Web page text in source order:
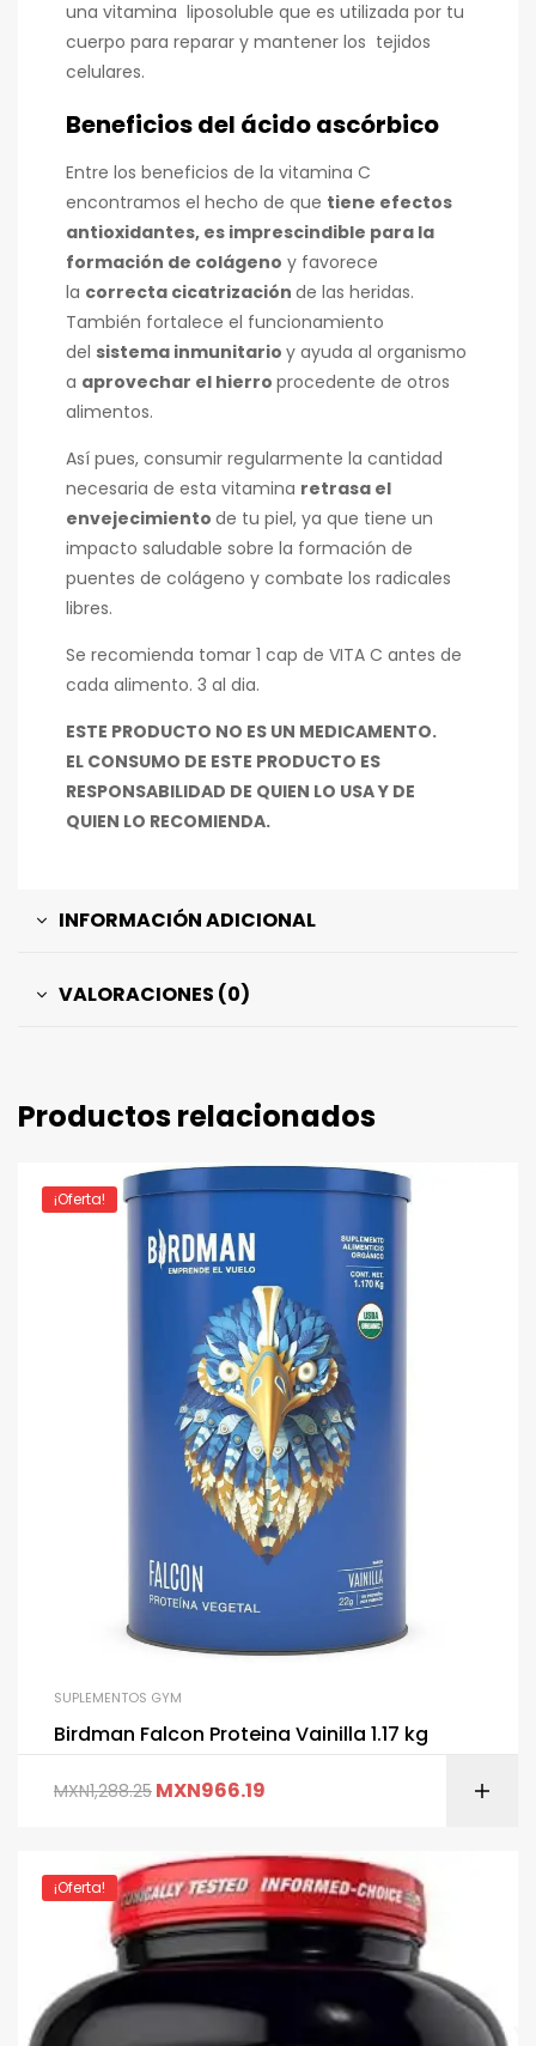
una vitamina liposoluble que es utilizada por tu
cuerpo para reparar y mantener los tejidos
celulares.
Beneficios del ácido ascórbico
Entre los beneficios de la vitamina C
encontramos el hecho de que tiene efectos
antioxidantes, es imprescindible para la
formación de colágeno y favorece
la correcta cicatrización de las heridas.
También fortalece el funcionamiento
del sistema inmunitario y ayuda al organismo
a aprovechar el hierro procedente de otros
alimentos.
Así pues, consumir regularmente la cantidad
necesaria de esta vitamina retrasa el
envejecimiento de tu piel, ya que tiene un
impacto saludable sobre la formación de
puentes de colágeno y combate los radicales
libres.
Se recomienda tomar 1 cap de VITA C antes de
cada alimento. 3 al dia.
ESTE PRODUCTO NO ES UN MEDICAMENTO.
EL CONSUMO DE ESTE PRODUCTO ES
RESPONSABILIDAD DE QUIEN LO USA Y DE
QUIEN LO RECOMIENDA.
INFORMACIÓN ADICIONAL
VALORACIONES (0)
Productos relacionados
¡Oferta!
SUPLEMENTOS GYM
Birdman Falcon Proteina Vainilla 1.17 kg
MXN1,288.25 MXN966.19
¡Oferta!